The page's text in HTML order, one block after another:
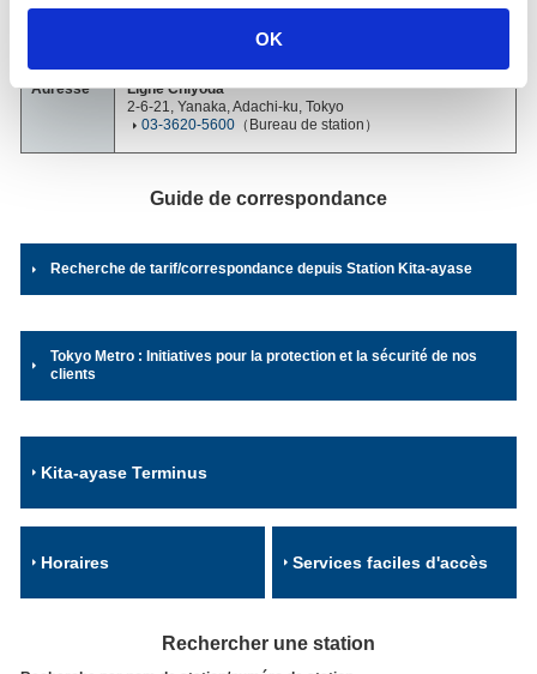
OK
Adresse
Ligne Chiyoda
2-6-21, Yanaka, Adachi-ku, Tokyo
03-3620-5600 （Bureau de station）
Guide de correspondance
Recherche de tarif/correspondance depuis Station Kita-ayase
Tokyo Metro : Initiatives pour la protection et la sécurité de nos
clients
Kita-ayase Terminus
Horaires Services faciles d'accès
Rechercher une station